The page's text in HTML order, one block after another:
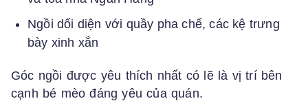
Ngồi dối diện với quầy pha chế, các kệ trưng
bày xinh xắn
Góc ngồi được yêu thích nhất có lẽ là vị trí bên
cạnh bé mèo đáng yêu của quán.